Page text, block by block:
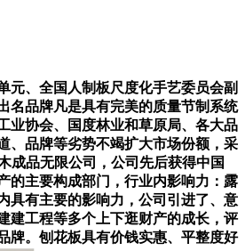
、全国人制板尺度化手艺委员会副
名品牌凡是具有完美的质量节制系统
业协会、国度林业和草原局、各大品
、品牌等劣势不竭扩大市场份额，采
成品无限公司，公司先后获得中国
的主要构成部门，行业内影响力：露
具有主要的影响力，公司引进了、意
建工程等多个上下逛财产的成长，评
牌。刨花板具有价钱实惠、平整度好